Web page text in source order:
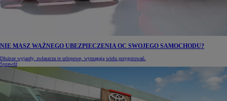
NIE MASZ WAŻNEGO UBEZPIECZENIA OC SWOJEGO SAMOCHODU?
Dłuższe wyjazdy, zwłaszcza te urlopowe, wymagają wielu przygotowań.
Sprawdź